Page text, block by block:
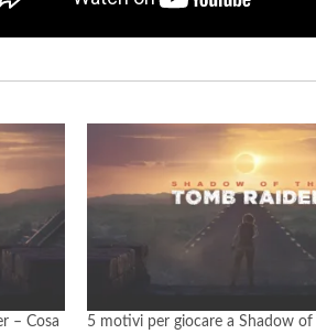
– Cosa
5 motivi per giocare a Shadow of